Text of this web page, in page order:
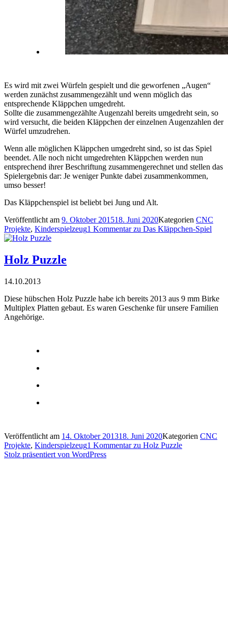
Es wird mit zwei Würfeln gespielt und die geworfenen „Augen“
werden zunächst zusammengezählt und wenn möglich das
entsprechende Kläppchen umgedreht.
Sollte die zusammengezählte Augenzahl bereits umgedreht sein, so
wird versucht, die beiden Kläppchen der einzelnen Augenzahlen der
Würfel umzudrehen.
Wenn alle möglichen Kläppchen umgedreht sind, so ist das Spiel
beendet. Alle noch nicht umgedrehten Kläppchen werden nun
entsprechend ihrer Beschriftung zusammengerechnet und stellen das
Spielergebnis dar: Je weniger Punkte dabei zusammenkommen,
umso besser!
Das Kläppchenspiel ist beliebt bei Jung und Alt.
Veröffentlicht am 9. Oktober 201518. Juni 2020Kategorien CNC
Projekte, Kinderspielzeug1 Kommentarzu Das Kläppchen-Spiel
Holz Puzzle
14.10.2013
Diese hübschen Holz Puzzle habe ich bereits 2013 aus 9 mm Birke
Multiplex Platten gebaut. Es waren Geschenke für unsere Familien
Angehörige.
Veröffentlicht am 14. Oktober 201318. Juni 2020Kategorien CNC
Projekte, Kinderspielzeug1 Kommentarzu Holz Puzzle
Stolz präsentiert von WordPress